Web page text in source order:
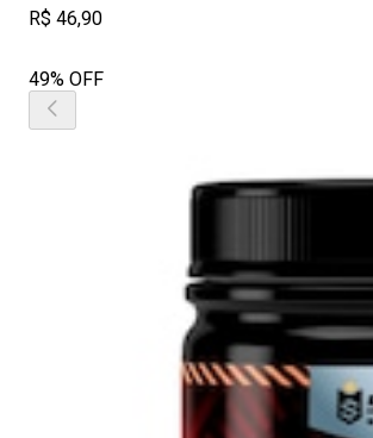
R$ 46,90
49% OFF